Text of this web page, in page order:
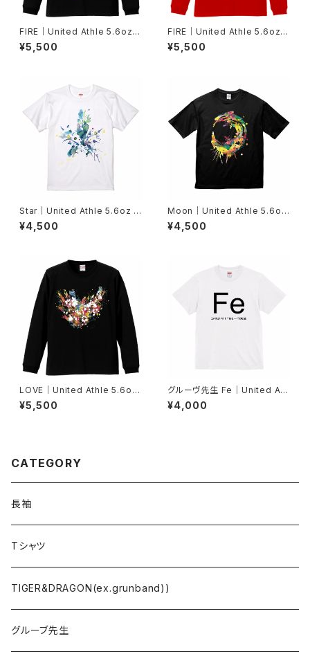
FIRE｜United Athle 5.6oz
長袖Tシャツ（1.6インチリブ）-
ブラック・S/M/L/XL/XXL
¥5,500
FIRE｜United Athle 5.6oz
長袖Tシャツ（1.6インチリブ）-
レッドS/M/L/XL/XXL
¥5,500
Star｜United Athle 5.6oz T
シャツ-ホワイトS/M/L/XL/XX
L/XXXL
¥4,500
Moon｜United Athle 5.6oz
ビッグシルエットTシャツ-ブラッ
ク｜S・M・L・XL｜73851380
¥4,500
LOVE｜United Athle 5.6oz
長袖Tシャツ（1.6インチリブ）-
ブラックS/M/L/XL/XXL
¥5,500
グルーヴ先生 Fe｜United Ath
le 5.6oz Tシャツ-ホワイトS/
M/L/XL/XXL/XXXL｜73996
¥4,000
CATEGORY
長袖
Tシャツ
TIGER&DRAGON(ex.grunband))
グルーブ先生